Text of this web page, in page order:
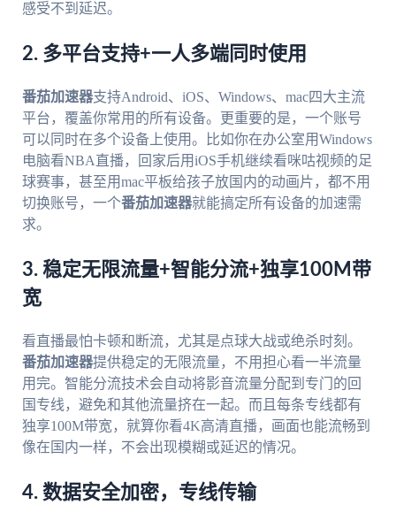
感受不到延迟。
2. 多平台支持+一人多端同时使用
番茄加速器支持Android、iOS、Windows、mac四大主流
平台，覆盖你常用的所有设备。更重要的是，一个账号
可以同时在多个设备上使用。比如你在办公室用Windows
电脑看NBA直播，回家后用iOS手机继续看咪咕视频的足
球赛事，甚至用mac平板给孩子放国内的动画片，都不用
切换账号，一个番茄加速器就能搞定所有设备的加速需
求。
3. 稳定无限流量+智能分流+独享100M带
宽
看直播最怕卡顿和断流，尤其是点球大战或绝杀时刻。
番茄加速器提供稳定的无限流量，不用担心看一半流量
用完。智能分流技术会自动将影音流量分配到专门的回
国专线，避免和其他流量挤在一起。而且每条专线都有
独享100M带宽，就算你看4K高清直播，画面也能流畅到
像在国内一样，不会出现模糊或延迟的情况。
4. 数据安全加密，专线传输